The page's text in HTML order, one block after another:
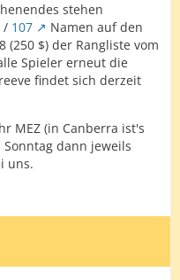
stehen
/ 107
Namen auf den
(250 $) der Rangliste vom
Spieler erneut die
findet sich derzeit
MEZ (in Canberra ist's
dann jeweils
uns.